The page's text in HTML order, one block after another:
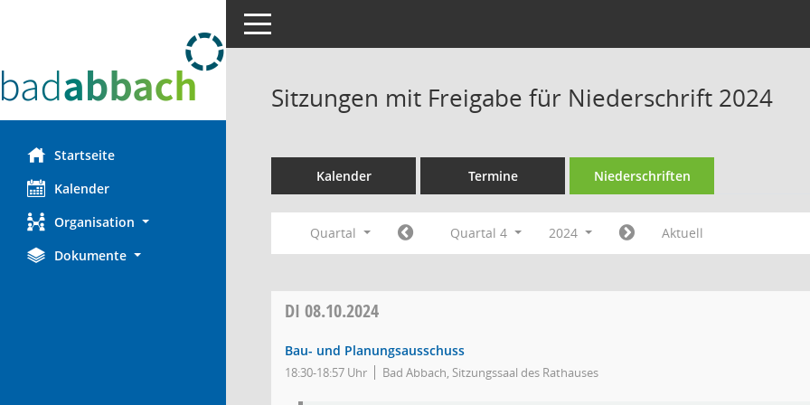
Startseite
Kalender
Organisation
Dokumente
Toggle navigation
Sitzungen mit Freigabe für Niederschrift 2024
Kalender Termine Niederschriften
Quartal Quartal 4 2024 Aktuell
DI 08.10.2024
Bau- und Planungsausschuss
18:30-18:57 Uhr Bad Abbach, Sitzungssaal des Rathauses